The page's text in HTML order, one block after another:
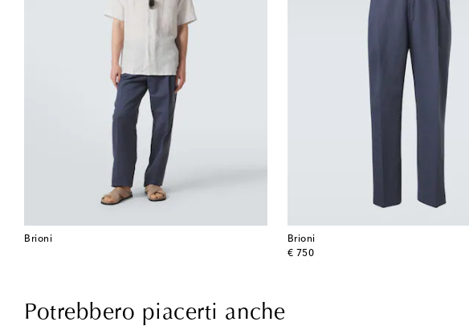
Brioni
Brioni
€ 750
original price
Potrebbero piacerti anche